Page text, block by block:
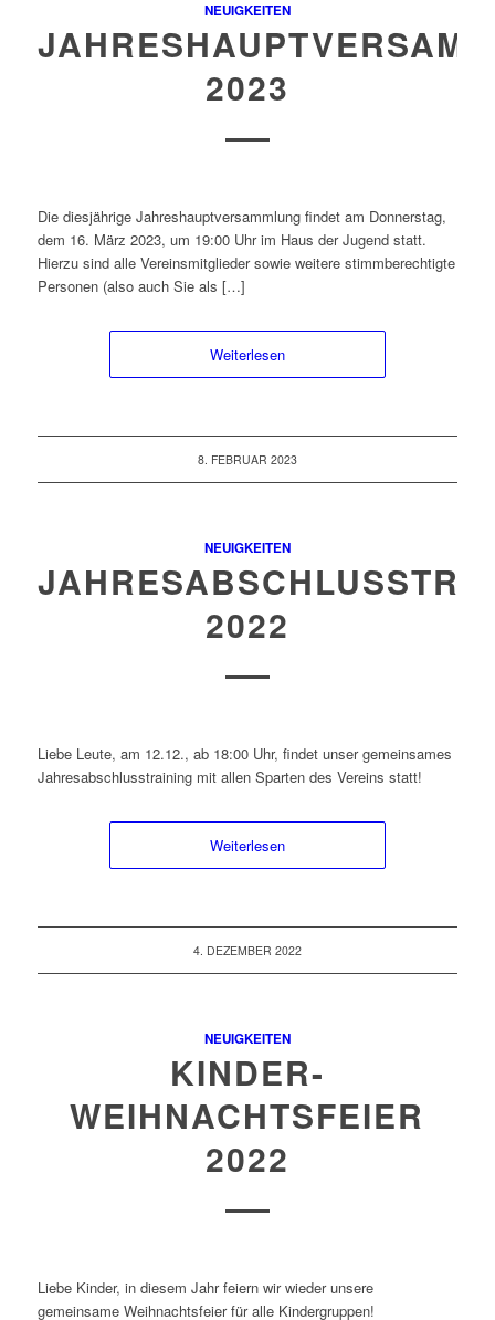
NEUIGKEITEN
2023
Die diesjährige Jahreshauptversammlung findet am Donnerstag,
dem 16. März 2023, um 19:00 Uhr im Haus der Jugend statt.
Hierzu sind alle Vereinsmitglieder sowie weitere stimmberechtigte
Personen (also auch Sie als […]
Weiterlesen
8. FEBRUAR 2023
NEUIGKEITEN
2022
Liebe Leute, am 12.12., ab 18:00 Uhr, findet unser gemeinsames
Jahresabschlusstraining mit allen Sparten des Vereins statt!
Weiterlesen
4. DEZEMBER 2022
NEUIGKEITEN
KINDER-
WEIHNACHTSFEIER
2022
Liebe Kinder, in diesem Jahr feiern wir wieder unsere
gemeinsame Weihnachtsfeier für alle Kindergruppen!